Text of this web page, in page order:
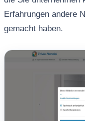
Erfahrungen andere
gemacht haben.